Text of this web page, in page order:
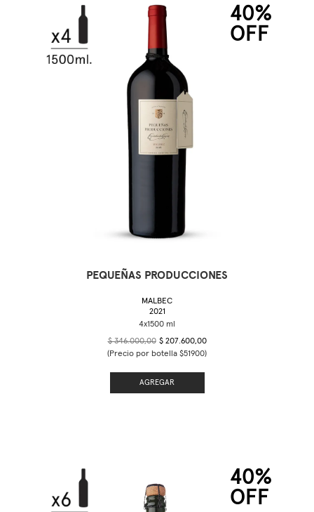
40%
OFF
PEQUEÑAS PRODUCCIONES
MALBEC
2021
$ 346.000,00 $ 207.600,00
(Precio por botella $51900)
AGREGAR
40%
OFF